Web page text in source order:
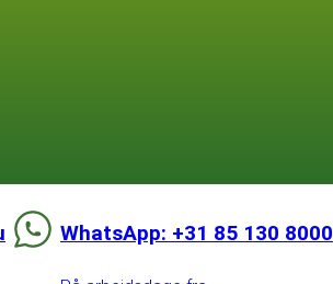
WhatsApp: +31 85 130 8000